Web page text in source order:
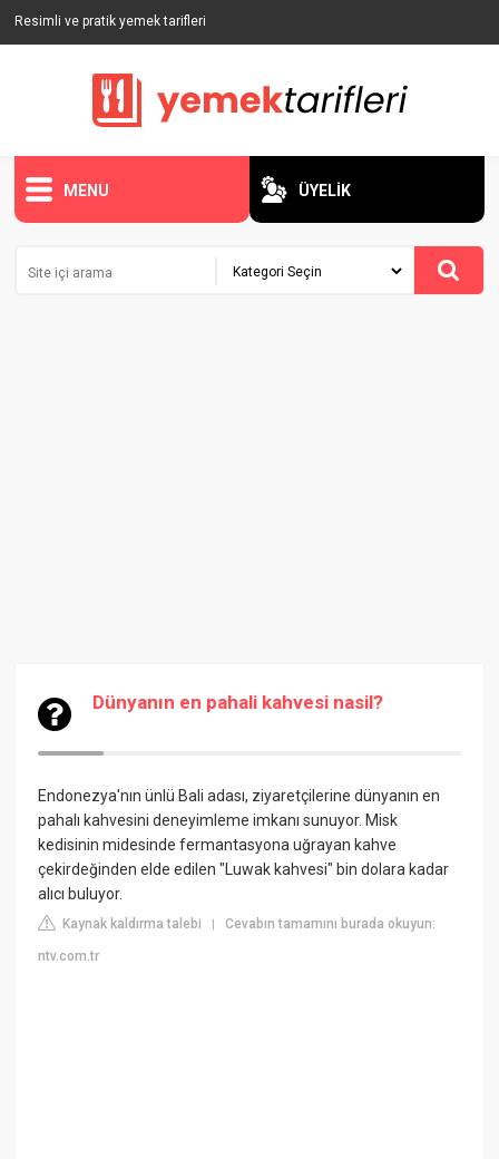
Resimli ve pratik yemek tarifleri
MENU ÜYELİK
Dünyanın en pahali kahvesi nasil?
Endonezya'nın ünlü Bali adası, ziyaretçilerine dünyanın en
pahalı kahvesini deneyimleme imkanı sunuyor. Misk
kedisinin midesinde fermantasyona uğrayan kahve
çekirdeğinden elde edilen "Luwak kahvesi" bin dolara kadar
alıcı buluyor.
Kaynak kaldırma talebi |Cevabın tamamını burada okuyun:
ntv.com.tr